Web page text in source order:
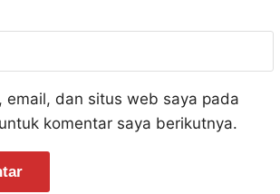
email, dan situs web saya pada
komentar saya berikutnya.